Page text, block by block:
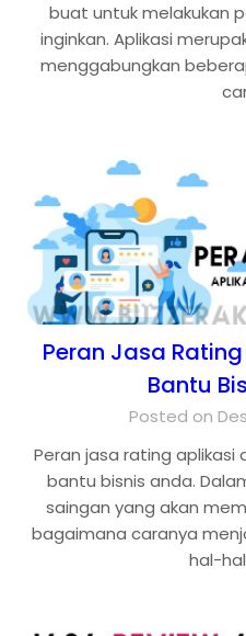
buat untuk melakukan
inginkan. Aplikasi
menggabungkan
Peran Jasa
Bantu
Posted on
Peran jasa rating aplikasi
bantu bisnis anda.
saingan yang akan
bagaimana caranya
hal-